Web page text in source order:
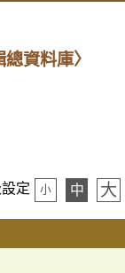
資料庫〉
定 小 中 大